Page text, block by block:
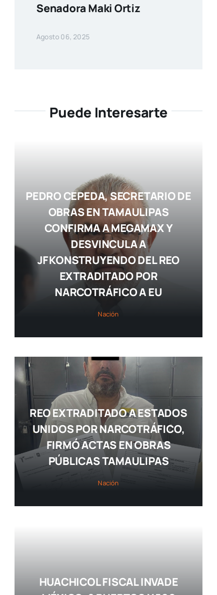
Senadora Maki Ortiz
Agosto 06, 2025
Puede Interesarte
PEDRO CEPEDA, SECRETARIO DE
OBRAS EN TAMAULIPAS
CONFIRMA A MEGAMAX Y
DESVINCULA A
JF KONSTRUYENDO DEL REO
EXTRADITADO POR
NARCOTRÁFICO A EU
Nación
REO EXTRADITADO A ESTADOS
UNIDOS POR NARCOTRÁFICO,
FIRMÓ ACTAS EN OBRAS
PÚBLICAS TAMAULIPAS
Nación
HUACHICOL FISCAL INVADE